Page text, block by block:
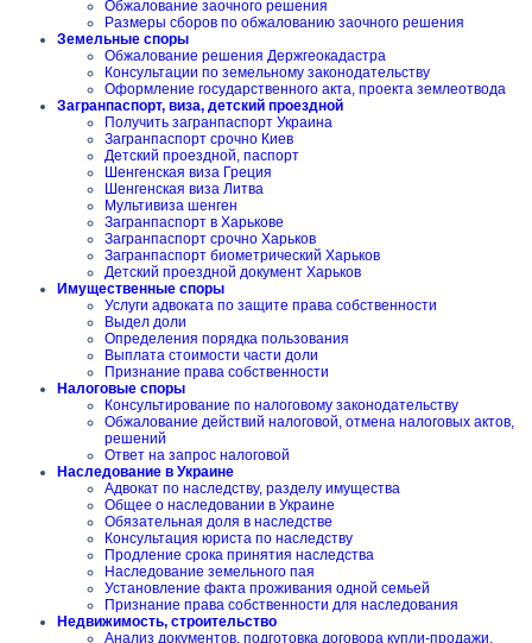
Обжалование заочного решения
Размеры сборов по обжалованию заочного решения
Земельные споры
Обжалование решения Держгеокадастра
Консультации по земельному законодательству
Оформление государственного акта, проекта землеотвода
Загранпаспорт, виза, детский проездной
Получить загранпаспорт Украина
Загранпаспорт срочно Киев
Детский проездной, паспорт
Шенгенская виза Греция
Шенгенская виза Литва
Мультивиза шенген
Загранпаспорт в Харькове
Загранпаспорт срочно Харьков
Загранпаспорт биометрический Харьков
Детский проездной документ Харьков
Имущественные споры
Услуги адвоката по защите права собственности
Выдел доли
Определения порядка пользования
Выплата стоимости части доли
Признание права собственности
Налоговые споры
Консультирование по налоговому законодательству
Обжалование действий налоговой, отмена налоговых актов,
решений
Ответ на запрос налоговой
Наследование в Украине
Адвокат по наследству, разделу имущества
Общее о наследовании в Украине
Обязательная доля в наследстве
Консультация юриста по наследству
Продление срока принятия наследства
Наследование земельного пая
Установление факта проживания одной семьей
Признание права собственности для наследования
Недвижимость, строительство
Анализ документов, подготовка договора купли-продажи,